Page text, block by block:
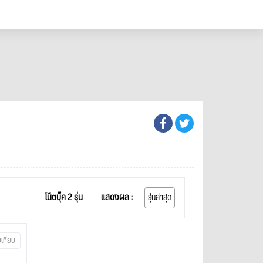
โน็ตบุ๊ค 2 รุ่น แสดงผล : รุ่นล่าสุด
ทียบ